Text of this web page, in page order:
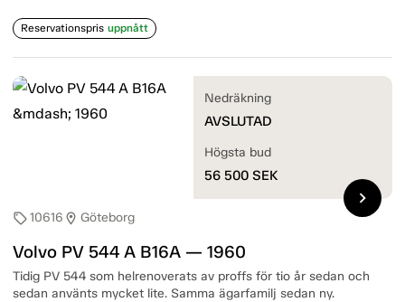
Reservationspris uppnått
sell10616 location_on Göteborg
Volvo PV 544 A B16A — 1960
Tidig PV 544 som helrenoverats av proffs för tio år sedan och
sedan använts mycket lite. Samma ägarfamilj sedan ny.
Nedräkning
AVSLUTAD
Högsta bud
56 500 SEK
chevron_right